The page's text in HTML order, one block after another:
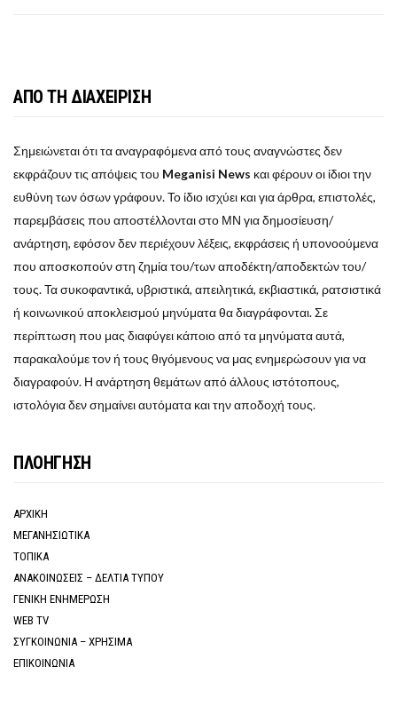
ΑΠΟ ΤΗ ΔΙΑΧΕΙΡΙΣΗ
Σημειώνεται ότι τα αναγραφόμενα από τους αναγνώστες δεν
εκφράζουν τις απόψεις του Meganisi News και φέρουν οι ίδιοι την
ευθύνη των όσων γράφουν. Το ίδιο ισχύει και για άρθρα, επιστολές,
παρεμβάσεις που αποστέλλονται στο ΜΝ για δημοσίευση/
ανάρτηση, εφόσον δεν περιέχουν λέξεις, εκφράσεις ή υπονοούμενα
που αποσκοπούν στη ζημία του/των αποδέκτη/αποδεκτών του/
τους. Τα συκοφαντικά, υβριστικά, απειλητικά, εκβιαστικά, ρατσιστικά
ή κοινωνικού αποκλεισμού μηνύματα θα διαγράφονται. Σε
περίπτωση που μας διαφύγει κάποιο από τα μηνύματα αυτά,
παρακαλούμε τον ή τους θιγόμενους να μας ενημερώσουν για να
διαγραφούν. Η ανάρτηση θεμάτων από άλλους ιστότοπους,
ιστολόγια δεν σημαίνει αυτόματα και την αποδοχή τους.
ΠΛΟΗΓΗΣΗ
ΑΡΧΙΚΗ
ΜΕΓΑΝΗΣΙΩΤΙΚΑ
ΤΟΠΙΚΑ
ΑΝΑΚΟΙΝΩΣΕΙΣ – ΔΕΛΤΙΑ ΤΥΠΟΥ
ΓΕΝΙΚΗ ΕΝΗΜΕΡΩΣΗ
WEB TV
ΣΥΓΚΟΙΝΩΝΙΑ – ΧΡΗΣΙΜΑ
ΕΠΙΚΟΙΝΩΝΙΑ